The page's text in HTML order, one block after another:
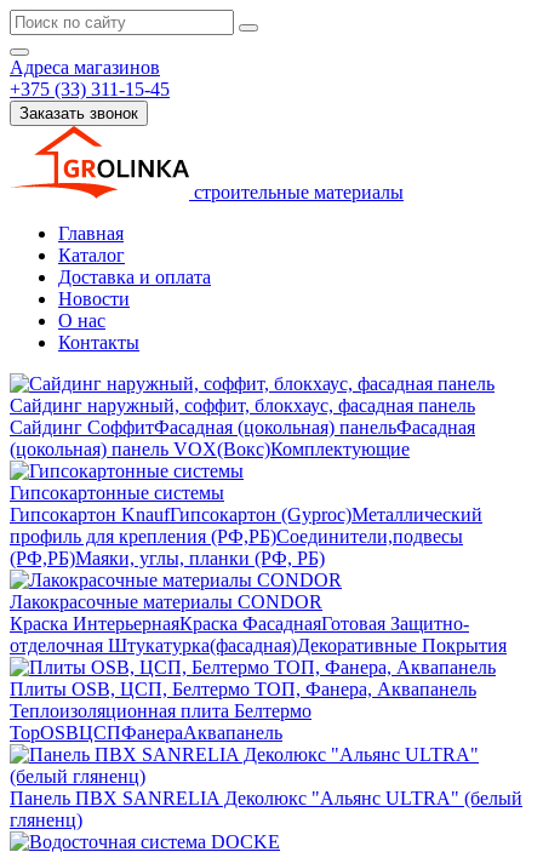
Адреса магазинов
+375 (33) 311-15-45
Заказать звонок
строительные материалы
Главная
Каталог
Доставка и оплата
Новости
О нас
Контакты
Сайдинг наружный, соффит, блокхаус, фасадная панель
Сайдинг СоффитФасадная (цокольная) панельФасадная
(цокольная) панель VOX(Вокс)Комплектующие
Гипсокартонные системы
Гипсокартон KnaufГипсокартон (Gyproc)Металлический
профиль для крепления (РФ,РБ)Соединители,подвесы
(РФ,РБ)Маяки, углы, планки (РФ, РБ)
Лакокрасочные материалы CONDOR
Краска ИнтерьернаяКраска ФасаднаяГотовая Защитно-
отделочная Штукатурка(фасадная)Декоративные Покрытия
Плиты OSB, ЦСП, Белтермо ТОП, Фанера, Аквапанель
Теплоизоляционная плита Белтермо
TopOSBЦСПФанераАквапанель
Панель ПВХ SANRELIA Деколюкс "Альянс ULTRA" (белый
гляненц)